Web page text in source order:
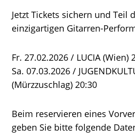
Jetzt Tickets sichern und Teil
einzigartigen Gitarren-
Fr. 27.02.2026 / LUCIA (Wien)
Sa. 07.03.2026 /
(Mürzzuschlag) 20:30
Beim reservieren eines
geben Sie bitte folgende